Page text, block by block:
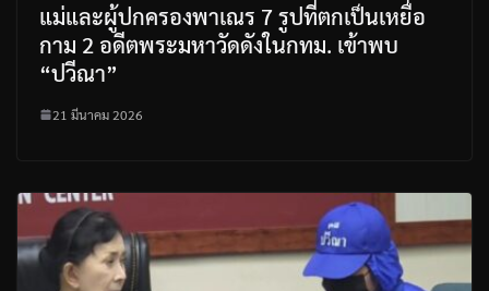
แม่และผู้ปกครองพาเณร 7 รูปที่ตกเป็นเหยื่อ
กาม 2 อดีตพระมหาวัดดังในกทม. เข้าพบ
“ปวีณา”
21 มีนาคม 2026